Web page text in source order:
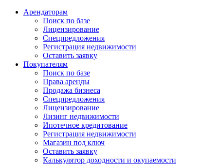
Арендаторам
Поиск по базе
Лицензирование
Спецпредложения
Регистрация недвижимости
Оставить заявку
Покупателям
Поиск по базе
Права аренды
Продажа бизнеса
Спецпредложения
Лицензирование
Лизинг недвижимости
Ипотечное кредитование
Регистрация недвижимости
Магазин под ключ
Оставить заявку
Калькулятор доходности и окупаемости